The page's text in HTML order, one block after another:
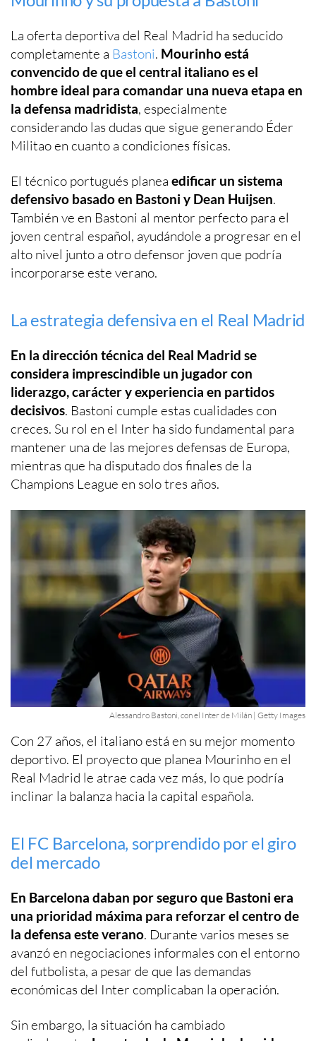
La oferta deportiva del Real Madrid ha seducido
completamente a Bastoni. Mourinho está
convencido de que el central italiano es el
hombre ideal para comandar una nueva etapa en
la defensa madridista, especialmente
considerando las dudas que sigue generando Éder
Militao en cuanto a condiciones físicas.
El técnico portugués planea edificar un sistema
defensivo basado en Bastoni y Dean Huijsen.
También ve en Bastoni al mentor perfecto para el
joven central español, ayudándole a progresar en el
alto nivel junto a otro defensor joven que podría
incorporarse este verano.
La estrategia defensiva en el Real Madrid
En la dirección técnica del Real Madrid se
considera imprescindible un jugador con
liderazgo, carácter y experiencia en partidos
decisivos. Bastoni cumple estas cualidades con
creces. Su rol en el Inter ha sido fundamental para
mantener una de las mejores defensas de Europa,
mientras que ha disputado dos finales de la
Champions League en solo tres años.
Alessandro Bastoni, con el Inter de Milán | Getty Images
Con 27 años, el italiano está en su mejor momento
deportivo. El proyecto que planea Mourinho en el
Real Madrid le atrae cada vez más, lo que podría
inclinar la balanza hacia la capital española.
El FC Barcelona, sorprendido por el giro
del mercado
En Barcelona daban por seguro que Bastoni era
una prioridad máxima para reforzar el centro de
la defensa este verano. Durante varios meses se
avanzó en negociaciones informales con el entorno
del futbolista, a pesar de que las demandas
económicas del Inter complicaban la operación.
Sin embargo, la situación ha cambiado